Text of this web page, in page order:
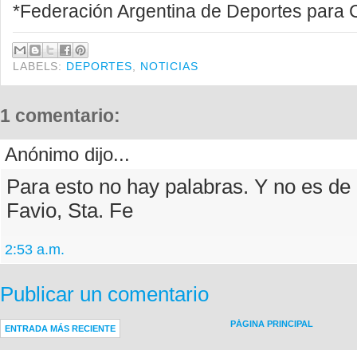
*Federación Argentina de Deportes para
LABELS: DEPORTES NOTICIAS
1 comentario:
Anónimo dijo...
Para esto no hay palabras. Y no es de
Favio, Sta. Fe
2:53 a.m.
Publicar un comentario
ENTRADA MÁS RECIENTE PÁGINA PRINCIPAL